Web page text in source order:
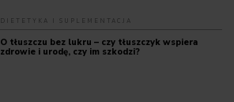
DIETETYKA I SUPLEMENTACJA
O tłuszczu bez lukru – czy tłuszczyk wspiera
zdrowie i urodę, czy im szkodzi?